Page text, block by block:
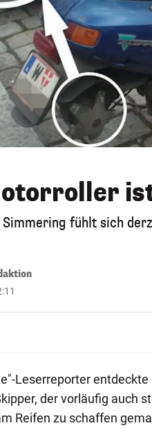
fühlt sich
Leserreporter
der vorläufig auch
Reifen zu schaffen